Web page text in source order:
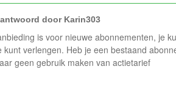
doorKarin303
is voor nieuwe abonnementen, je
kunt verlengen. Heb je een bestaand
geen gebruik maken van actietarief